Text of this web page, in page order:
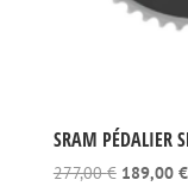
SRAM PÉDALIER
277,00€ Le
189,00 €